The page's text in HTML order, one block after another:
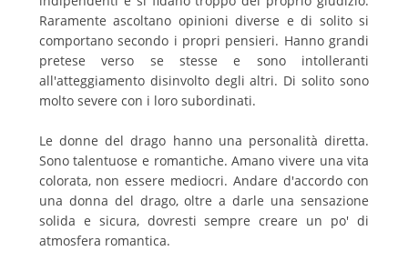
Raramente ascoltano opinioni diverse e di solito si
comportano secondo i propri pensieri. Hanno grandi
pretese verso se stesse e sono intolleranti
all'atteggiamento disinvolto degli altri. Di solito sono
molto severe con i loro subordinati.
Le donne del drago hanno una personalità diretta.
Sono talentuose e romantiche. Amano vivere una vita
colorata, non essere mediocri. Andare d'accordo con
una donna del drago, oltre a darle una sensazione
solida e sicura, dovresti sempre creare un po' di
atmosfera romantica.